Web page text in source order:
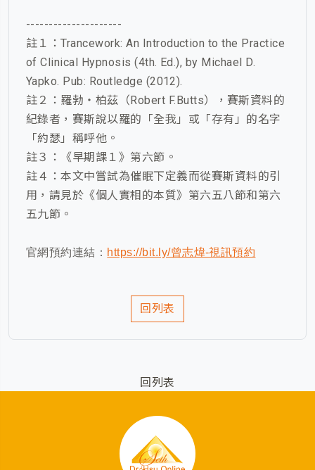
---------------------
註１：Trancework: An Introduction to the Practice
of Clinical Hypnosis (4th. Ed.), by Michael D.
Yapko. Pub: Routledge (2012).
註２：羅勃‧柏茲（Robert F.Butts），賽斯資料的
紀錄者，賽斯說以羅的「全我」或「存有」的名字
「約瑟」稱呼他。
註３：《早期課１》第六節。
註４：本文中嘗試為催眠下定義而從賽斯資料的引
用，請見於《個人實相的本質》第六五八節和第六
五九節。
官網預約連結： https://bit.ly/曾志煒-視訊預約
回列表
回列表